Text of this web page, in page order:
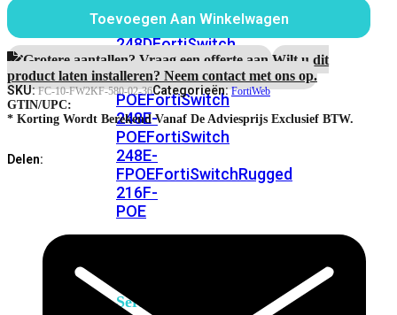
FPOEFortiSwitch
248DFortiSwitch
224EFortiswitch
224E-
POEFortiSwitch
248E-
POEFortiSwitch
248E-
FPOEFortiSwitchRugged
216F-
POE
Series
jaar
Advanced
Bundle
aantal
Toevoegen Aan Winkelwagen
Grotere aantallen? Vraag een offerte aan.Wilt u dit
product laten installeren? Neem contact met ons op.
SKU:FC-10-FW2KF-580-02-36Categorieën:FortiWeb
GTIN/UPC:
* Korting Wordt Berekend Vanaf De Adviesprijs Exclusief BTW.
Delen: